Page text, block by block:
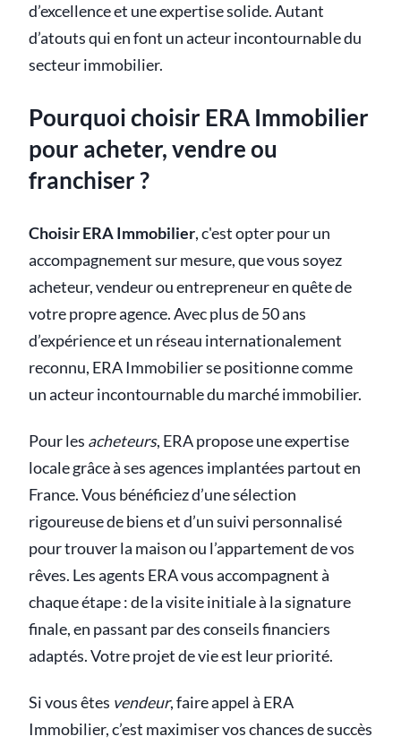
d’excellence et une expertise solide. Autant
d’atouts qui en font un acteur incontournable du
secteur immobilier.
Pourquoi choisir ERA Immobilier
pour acheter, vendre ou
franchiser ?
Choisir ERA Immobilier, c'est opter pour un
accompagnement sur mesure, que vous soyez
acheteur, vendeur ou entrepreneur en quête de
votre propre agence. Avec plus de 50 ans
d’expérience et un réseau internationalement
reconnu, ERA Immobilier se positionne comme
un acteur incontournable du marché immobilier.
Pour les acheteurs, ERA propose une expertise
locale grâce à ses agences implantées partout en
France. Vous bénéficiez d’une sélection
rigoureuse de biens et d’un suivi personnalisé
pour trouver la maison ou l’appartement de vos
rêves. Les agents ERA vous accompagnent à
chaque étape : de la visite initiale à la signature
finale, en passant par des conseils financiers
adaptés. Votre projet de vie est leur priorité.
Si vous êtes vendeur, faire appel à ERA
Immobilier, c’est maximiser vos chances de succès